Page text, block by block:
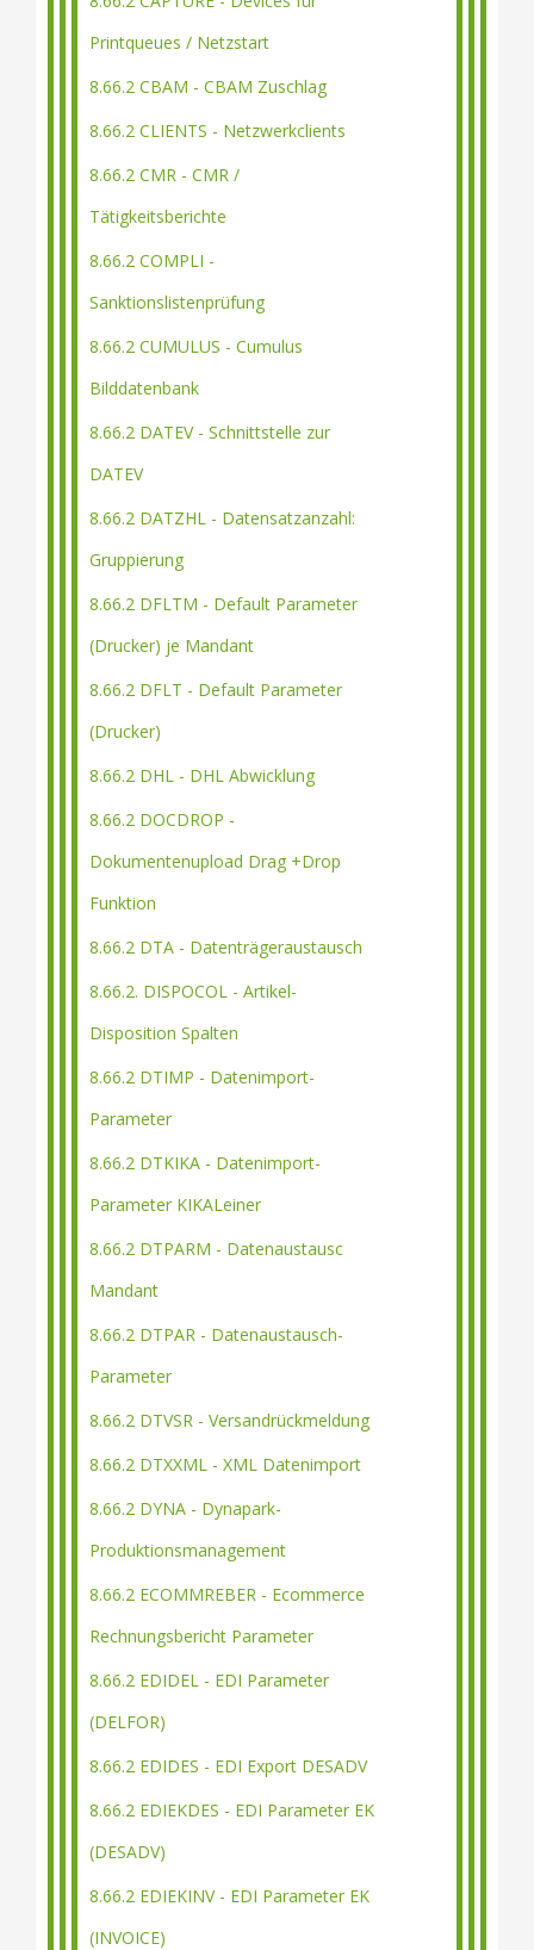
Printqueues / Netzstart
8.66.2 CBAM - CBAM Zuschlag
8.66.2 CLIENTS - Netzwerkclients
8.66.2 CMR - CMR /
Tätigkeitsberichte
8.66.2 COMPLI -
Sanktionslistenprüfung
8.66.2 CUMULUS - Cumulus
Bilddatenbank
8.66.2 DATEV - Schnittstelle zur
DATEV
8.66.2 DATZHL - Datensatzanzahl:
Gruppierung
8.66.2 DFLTM - Default Parameter
(Drucker) je Mandant
8.66.2 DFLT - Default Parameter
(Drucker)
8.66.2 DHL - DHL Abwicklung
8.66.2 DOCDROP -
Dokumentenupload Drag +Drop
Funktion
8.66.2 DTA - Datenträgeraustausch
8.66.2. DISPOCOL - Artikel-
Disposition Spalten
8.66.2 DTIMP - Datenimport-
Parameter
8.66.2 DTKIKA - Datenimport-
Parameter KIKALeiner
8.66.2 DTPARM - Datenaustausc
Mandant
8.66.2 DTPAR - Datenaustausch-
Parameter
8.66.2 DTVSR - Versandrückmeldung
8.66.2 DTXXML - XML Datenimport
8.66.2 DYNA - Dynapark-
Produktionsmanagement
8.66.2 ECOMMREBER - Ecommerce
Rechnungsbericht Parameter
8.66.2 EDIDEL - EDI Parameter
(DELFOR)
8.66.2 EDIDES - EDI Export DESADV
8.66.2 EDIEKDES - EDI Parameter EK
(DESADV)
8.66.2 EDIEKINV - EDI Parameter EK
(INVOICE)